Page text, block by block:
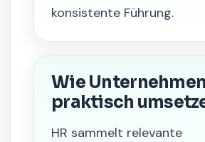
konsistente Führung.
Wie
praktisch
HR sammelt relevante